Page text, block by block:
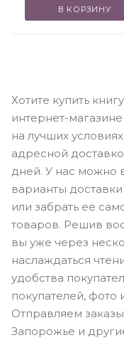
В КОРЗИНУ
Хотите купить
интернет-
на лучших
адресной
дней. У нас можно
варианты
или забрать ее
товаров. Решив
вы уже через
наслаждаться
удобства
покупателей, фото
Отправляем
Запорожье и